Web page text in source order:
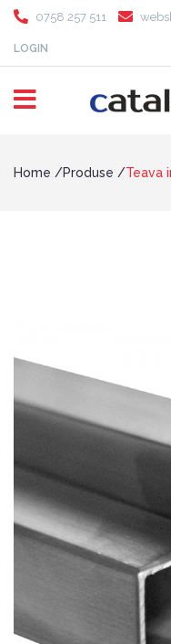
0758 257 511
LOGIN
Home Produse Teava